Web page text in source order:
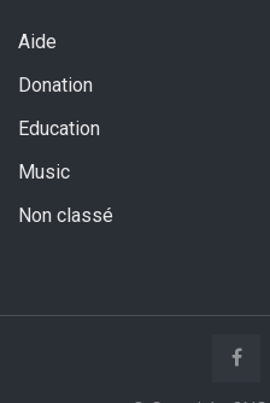
Aide
Donation
Education
Music
Non classé